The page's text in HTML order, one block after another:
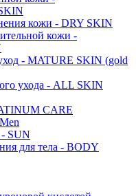
кожи - DRY SKIN
кожи -
- MATURE SKIN (gold
ухода - ALL SKIN
CARE
SUN
для тела - BODY